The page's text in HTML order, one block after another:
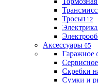
Тросы112
Электрика
Аксессуары 65
Гаражное
Скребки
Сумки и